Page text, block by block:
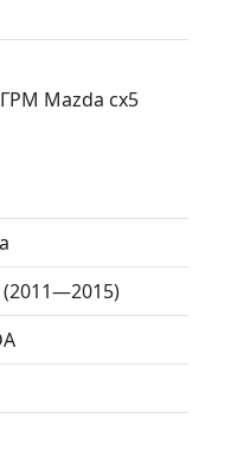
Mazda cx5
(2011—2015)